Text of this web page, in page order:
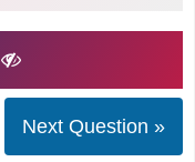
Next Question »